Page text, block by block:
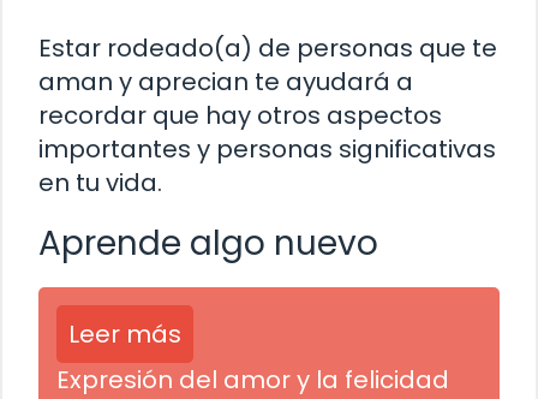
Estar rodeado(a) de personas que te
aman y aprecian te ayudará a
recordar que hay otros aspectos
importantes y personas significativas
en tu vida.
Aprende algo nuevo
Leer más
Expresión del amor y la felicidad